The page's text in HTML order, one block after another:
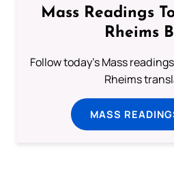
Mass Readings
Rheims
Follow today's Mass
Rheims
MASS